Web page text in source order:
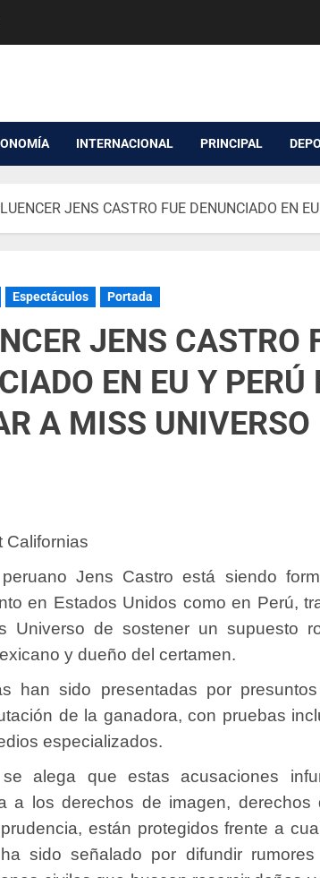
INTERNACIONAL PRINCIPAL
JENS CASTRO FUE DENUNCIADO EN
Espectáculos Portada
JENS CASTRO
EN EU Y PERÚ
A MISS UNIVERSO
Californias
Jens Castro está siendo
en Estados Unidos como en Perú,
Universo de sostener un supuesto
y dueño del certamen.
han sido presentadas por
de la ganadora, con pruebas
especializados.
alega que estas acusaciones
a los derechos de imagen, derechos
están protegidos frente a
sido señalado por difundir